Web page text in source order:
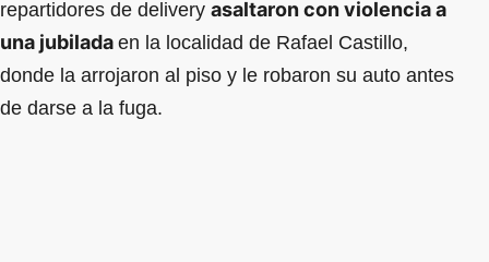
repartidores de delivery asaltaron con violencia a
una jubilada en la localidad de Rafael Castillo,
donde la arrojaron al piso y le robaron su auto antes
de darse a la fuga.